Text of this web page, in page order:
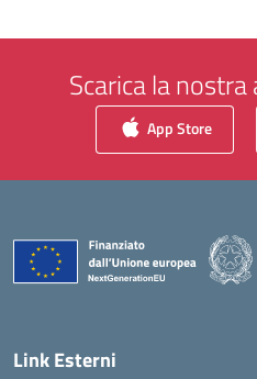
Scarica la
App Store
Link Esterni